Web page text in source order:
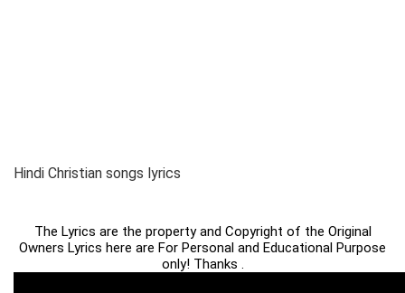
Hindi Christian songs lyrics
The Lyrics are the property and Copyright of the Original
Owners Lyrics here are For Personal and Educational Purpose
only! Thanks .